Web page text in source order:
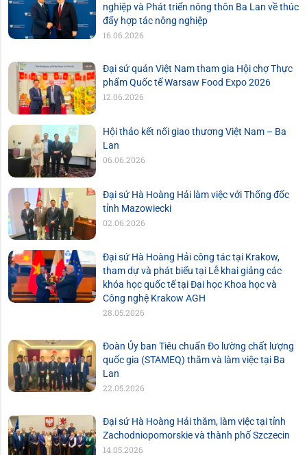
nghiệp và Phát triển nông thôn Ba Lan về thúc
đẩy hợp tác nông nghiệp
16.06.2026
Đại sứ quán Việt Nam tham gia Hội chợ Thực
phẩm Quốc tế Warsaw Food Expo 2026
12.06.2026
Hội thảo kết nối giao thương Việt Nam – Ba
Lan
06.06.2026
Đại sứ Hà Hoàng Hải làm việc với Thống đốc
tỉnh Mazowiecki
02.06.2026
Đại sứ Hà Hoàng Hải công tác tại Krakow,
tham dự và phát biểu tại Lễ khai giảng các
khóa học quốc tế tại Đại học Khoa học và
Công nghệ Krakow AGH
28.05.2026
Đoàn Ủy ban Tiêu chuẩn Đo lường chất lượng
quốc gia (STAMEQ) thăm và làm việc tại Ba
Lan
22.05.2026
Đại sứ Hà Hoàng Hải thăm, làm việc tại tỉnh
Zachodniopomorskie và thành phố Szczecin
14.05.2026